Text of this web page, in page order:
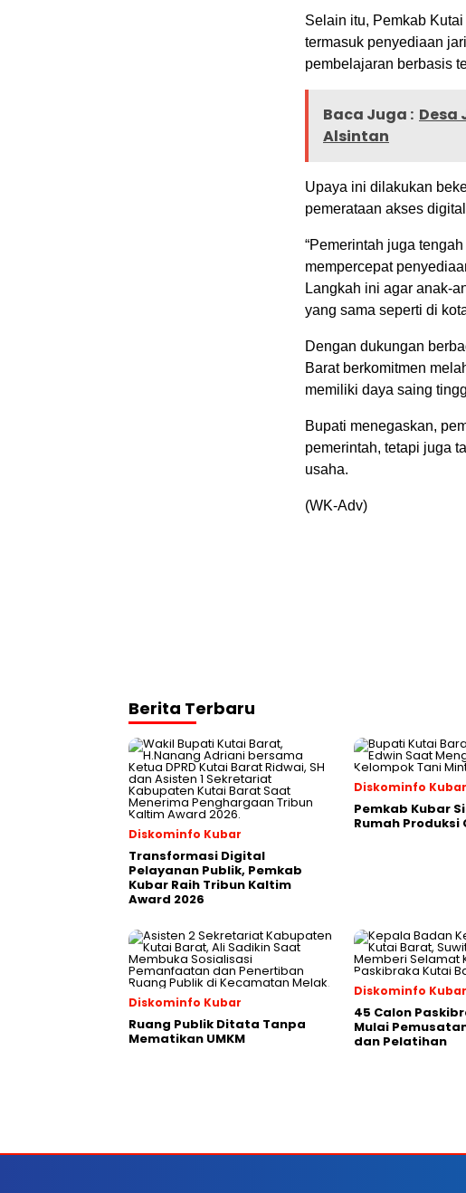
Selain itu, Pemkab
termasuk penyediaan
pembelajaran berbasis
Baca Juga : Desa
Alsintan
Upaya ini dilakukan
pemerataan akses
“Pemerintah juga
mempercepat
Langkah ini agar anak-
yang sama seperti di
Dengan dukungan
Barat berkomitmen
memiliki daya saing
Bupati menegaskan,
pemerintah, tetapi juga
usaha.
(WK-Adv)
Berita Terbaru
Diskominfo Kubar
Transformasi Digital
Pelayanan Publik, Pemkab
Kubar Raih Tribun Kaltim
Award 2026
Diskominfo Kubar
Pemkab Kubar
Rumah Produksi
Diskominfo Kubar
Ruang Publik Ditata Tanpa
Mematikan UMKM
Diskominfo Kubar
45 Calon
Mulai
dan Pelatihan